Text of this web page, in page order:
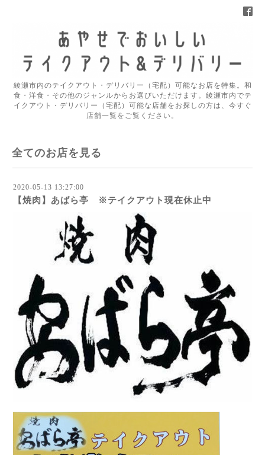
綾瀬市内のテイクアウト・デリバリー（宅配）可能なお店を特集。和
食・洋食・その他のジャンルからお選びいただけます。綾瀬市内でテ
イクアウト・デリバリー（宅配）可能な店舗をお探しの方は、今すぐ
店舗一覧をご覧ください。
全てのお店を見る
2020-05-13 13:27:00
【焼肉】あばら亭 ※テイクアウト現在休止中